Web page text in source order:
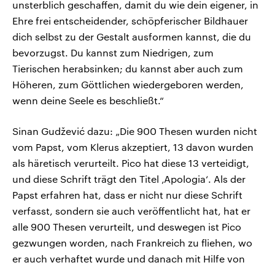
unsterblich geschaffen, damit du wie dein eigener, in
Ehre frei entscheidender, schöpferischer Bildhauer
dich selbst zu der Gestalt ausformen kannst, die du
bevorzugst. Du kannst zum Niedrigen, zum
Tierischen herabsinken; du kannst aber auch zum
Höheren, zum Göttlichen wiedergeboren werden,
wenn deine Seele es beschließt.“
Sinan Gudžević dazu: „Die 900 Thesen wurden nicht
vom Papst, vom Klerus akzeptiert, 13 davon wurden
als häretisch verurteilt. Pico hat diese 13 verteidigt,
und diese Schrift trägt den Titel ‚Apologia‘. Als der
Papst erfahren hat, dass er nicht nur diese Schrift
verfasst, sondern sie auch veröffentlicht hat, hat er
alle 900 Thesen verurteilt, und deswegen ist Pico
gezwungen worden, nach Frankreich zu fliehen, wo
er auch verhaftet wurde und danach mit Hilfe von